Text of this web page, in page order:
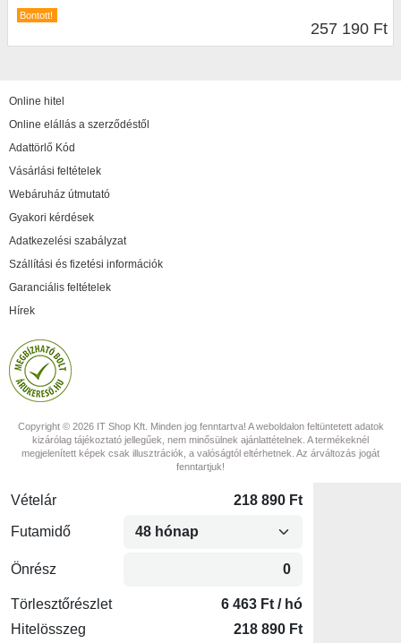
Bontott!
Gyártói
257 190 Ft
Online hitel
Online elállás a szerződéstől
Adattörlő Kód
Vásárlási feltételek
Webáruház útmutató
Gyakori kérdések
Adatkezelési szabályzat
Szállítási és fizetési információk
Garanciális feltételek
Hírek
Copyright © 2026 IT Shop Kft. Minden jog fenntartva! A weboldalon feltüntetett adatok
kizárólag tájékoztató jellegűek, nem minősülnek ajánlattételnek. A termékeknél
megjelenített képek csak illusztrációk, a valóságtól eltérhetnek. Az árváltozás jogát
fenntartjuk!